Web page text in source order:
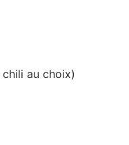
au choix)